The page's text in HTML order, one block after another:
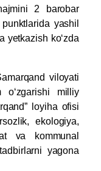
2 barobar
yashil
yetkazish ko‘zda
viloyati
milliy
loyiha ofisi
ekologiya,
va kommunal
yagona